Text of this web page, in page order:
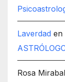
Laverdad en
Rosa Mirabal